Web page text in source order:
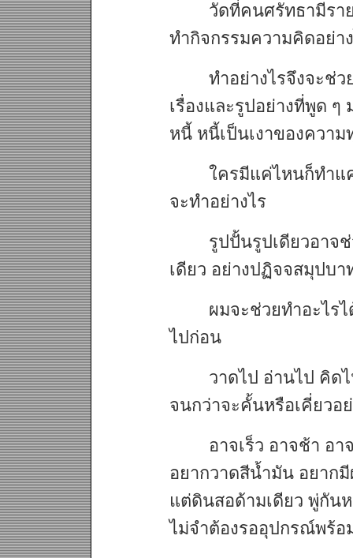
วัดที่คนศรัทธามีรา
ทำกิจกรรมความคิดอย่า
ทำอย่างไรจึงจะช่
เรื่องและรูปอย่างที่พูด ๆ
หนี้ หนี้เป็นเงาของควา
ใครมีแค่ไหนก็ทำแ
จะทำอย่างไร
รูปปั้นรูปเดียวอาจ
เดียว อย่างปฏิจจสมุปบ
ผมจะช่วยทำอะไร
ไปก่อน
วาดไป อ่านไป คิด
จนกว่าจะคั้นหรือเคี่ยวอ
อาจเร็ว อาจช้า อ
อยากวาดสีน้ำมัน อยากมี
แต่ดินสอด้ามเดียว พู่กัน
ไม่จำต้องรออุปกรณ์พร้อ